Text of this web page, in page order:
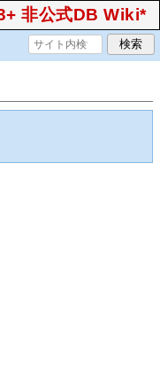
非公式DB Wiki*